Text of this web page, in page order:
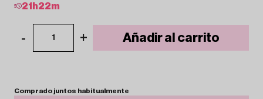
21 h22m
- 1 + Añadir al carrito
Comprado juntos habitualmente